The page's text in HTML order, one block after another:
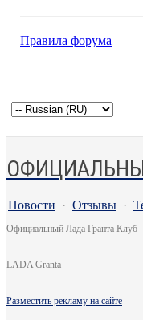
Правила форума
Новости · Отзывы ·
Официальный Лада Гранта Клуб
LADA Granta
Разместить рекламу на сайте